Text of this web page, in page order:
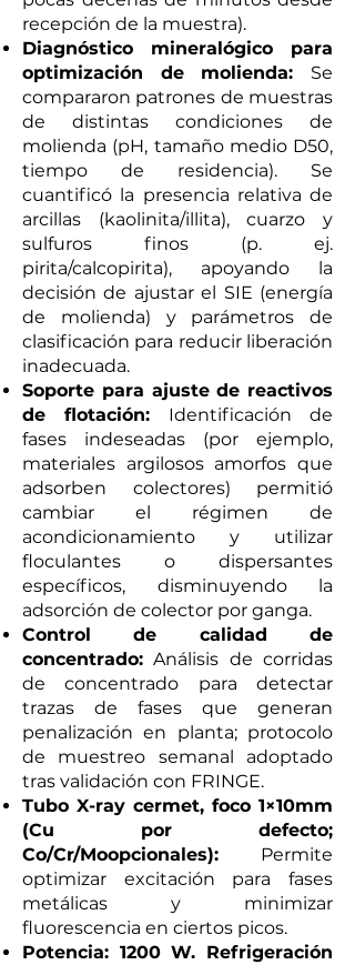
recepción de la muestra).
Diagnóstico mineralógico para
optimización de molienda: Se
compararon patrones de muestras
de distintas condiciones de
molienda (pH, tamaño medio D50,
tiempo de residencia). Se
cuantificó la presencia relativa de
arcillas (kaolinita/illita), cuarzo y
sulfuros finos (p. ej.
pirita/calcopirita), apoyando la
decisión de ajustar el SIE (energía
de molienda) y parámetros de
clasificación para reducir liberación
inadecuada.
Soporte para ajuste de reactivos
de flotación: Identificación de
fases indeseadas (por ejemplo,
materiales argilosos amorfos que
adsorben colectores) permitió
cambiar el régimen de
acondicionamiento y utilizar
floculantes o dispersantes
específicos, disminuyendo la
adsorción de colector por ganga.
Control de calidad de
concentrado: Análisis de corridas
de concentrado para detectar
trazas de fases que generan
penalización en planta; protocolo
de muestreo semanal adoptado
tras validación con FRINGE.
Tubo X-ray cermet, foco 1×10mm
(Cu por defecto;
Co/Cr/Moopcionales): Permite
optimizar excitación para fases
metálicas y minimizar
fluorescencia en ciertos picos.
Potencia: 1200 W. Refrigeración